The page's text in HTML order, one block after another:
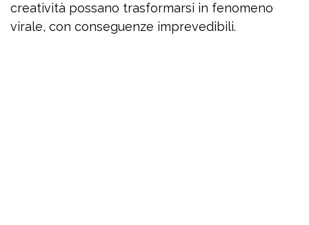
creatività possano trasformarsi in fenomeno
virale, con conseguenze imprevedibili.